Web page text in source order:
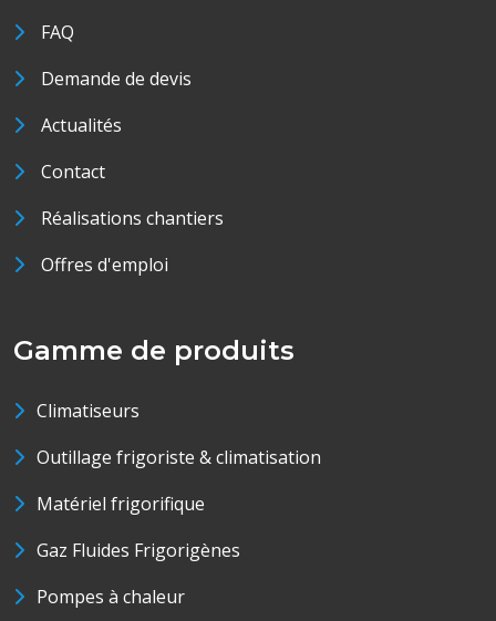
FAQ
Demande de devis
Actualités
Contact
Réalisations chantiers
Offres d'emploi
Gamme de produits
Climatiseurs
Outillage frigoriste & climatisation
Matériel frigorifique
Gaz Fluides Frigorigènes
Pompes à chaleur